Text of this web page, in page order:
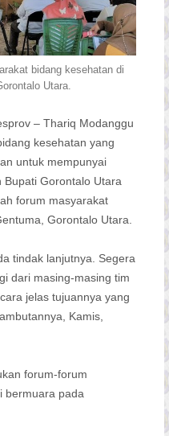
bidang kesehatan di
Utara.
– Thariq Modanggu
kesehatan yang
untuk mempunyai
Bupati Gorontalo Utara
forum masyarakat
Gorontalo Utara.
tindak lanjutnya. Segera
dari masing-masing tim
jelas tujuannya yang
Kamis,
forum-forum
bermuara pada